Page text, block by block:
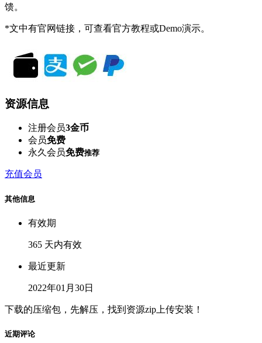
馈。
*文中有官网链接，可查看官方教程或Demo演示。
资源信息
注册会员3金币
会员免费
永久会员免费推荐
充值会员
其他信息
有效期
365 天内有效
最近更新
2022年01月30日
下载的压缩包，先解压，找到资源zip上传安装！
近期评论